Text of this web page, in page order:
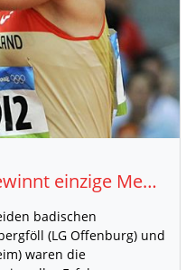
Christina Obergföll gewinnt einzige Medaille der deutschen Leichtathleten<br>Anne Möllinger mit der Staffel auf Platz fünf in Peking
badischen
(LG Offenburg) und
waren die